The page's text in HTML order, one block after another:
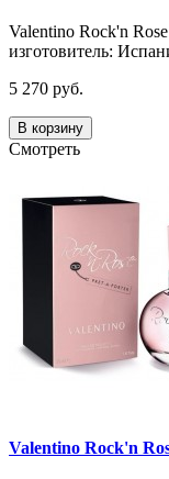
Valentino Rock'n
изготовитель:
5 270 руб.
В корзину
Смотреть
Valentino Rock'n